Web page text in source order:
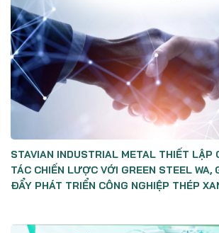
STAVIAN INDUSTRIAL METAL THIẾT LẬP
TÁC CHIẾN LƯỢC VỚI GREEN STEEL WA,
ĐẨY PHÁT TRIỂN CÔNG NGHIỆP THÉP